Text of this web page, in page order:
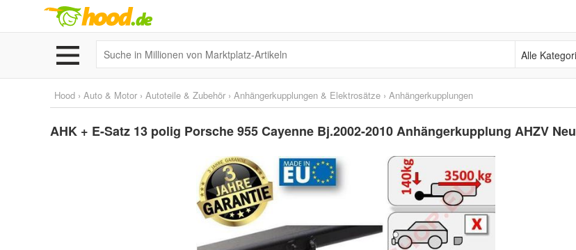
Alle Kategorien
Hood › Auto & Motor › Autoteile & Zubehör › Anhängerkupplungen & Elektrosätze › Anhängerkupplungen
AHK + E-Satz 13 polig Porsche 955 Cayenne Bj.2002-2010 Anhängerkupplung AHZV Neu